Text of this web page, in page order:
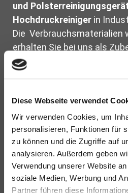
Diese Webseite verwendet
Wir verwenden Cookies, um
personalisieren, Funktionen für
zu können und die Zugriffe auf
analysieren. Außerdem geben
Verwendung unserer Website
soziale Medien, Werbung und
Partner führen diese
und
Hochdruckreiniger in
Die Verbrauchsmaterialien
erhalten Sie bei uns als
werden tageweise
Hochdruckreiniger
Teppich- und
Verleih